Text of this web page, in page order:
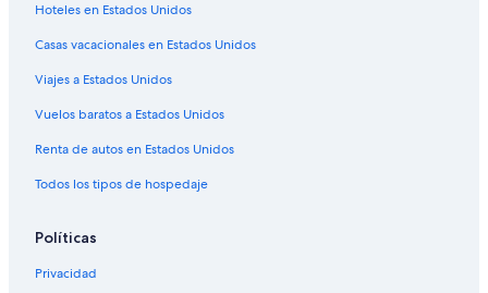
Hoteles en Estados Unidos
Casas vacacionales en Estados Unidos
Viajes a Estados Unidos
Vuelos baratos a Estados Unidos
Renta de autos en Estados Unidos
Todos los tipos de hospedaje
Políticas
Privacidad